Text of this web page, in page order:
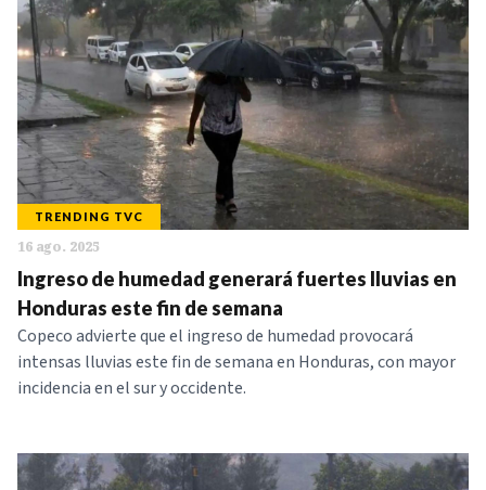
TRENDING TVC
16 ago. 2025
Ingreso de humedad generará fuertes lluvias en
Honduras este fin de semana
Copeco advierte que el ingreso de humedad provocará
intensas lluvias este fin de semana en Honduras, con mayor
incidencia en el sur y occidente.